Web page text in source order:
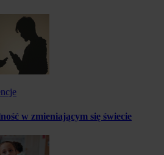
w zmieniającym się świecie